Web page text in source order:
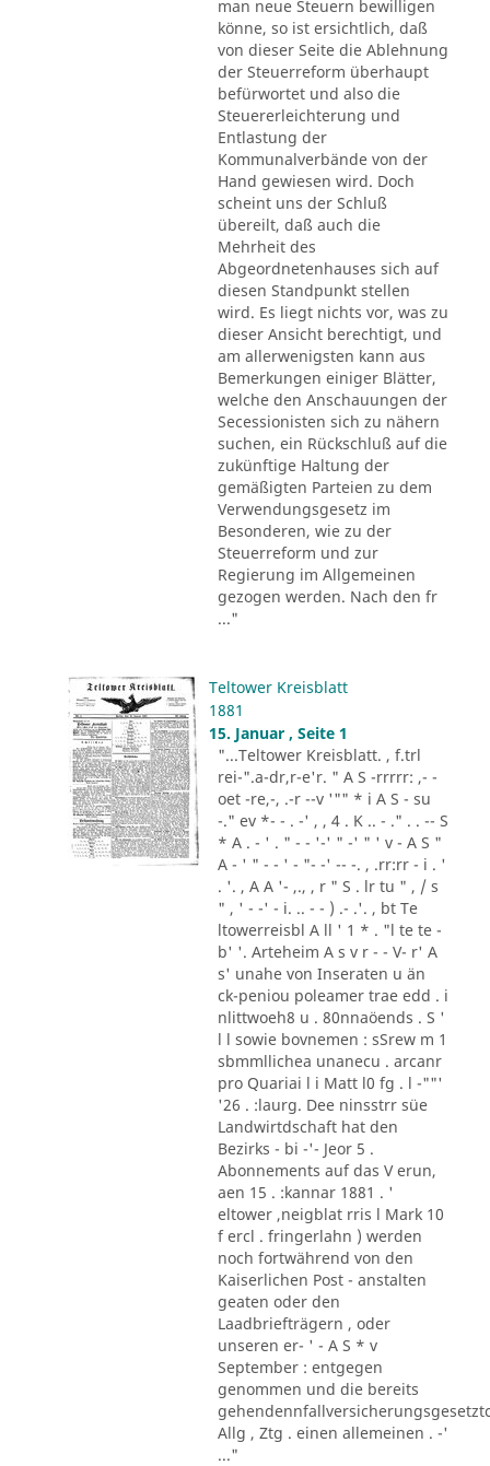
man neue Steuern bewilligen
könne, so ist ersichtlich, daß
von dieser Seite die Ablehnung
der Steuerreform überhaupt
befürwortet und also die
Steuererleichterung und
Entlastung der
Kommunalverbände von der
Hand gewiesen wird. Doch
scheint uns der Schluß
übereilt, daß auch die
Mehrheit des
Abgeordnetenhauses sich auf
diesen Standpunkt stellen
wird. Es liegt nichts vor, was zu
dieser Ansicht berechtigt, und
am allerwenigsten kann aus
Bemerkungen einiger Blätter,
welche den Anschauungen der
Secessionisten sich zu nähern
suchen, ein Rückschluß auf die
zukünftige Haltung der
gemäßigten Parteien zu dem
Verwendungsgesetz im
Besonderen, wie zu der
Steuerreform und zur
Regierung im Allgemeinen
gezogen werden. Nach den fr
..."
Teltower Kreisblatt
1881
15. Januar , Seite 1
"...Teltower Kreisblatt. , f.trl
rei-".a-dr,r-e'r. " A S -rrrrr: ,- -
oet -re,-, .-r --v '"" * i A S - su
-." ev *- - . -' , , 4 . K .. - ." . . -- S
* A . - ' . " - - '-' " -' " ' v - A S "
A - ' " - - ' - "- -' -- -. , .rr:rr - i . '
. '. , A A '- ,., , r " S . lr tu " , / s
" , ' - -' - i. .. - - ) .- .'. , bt Te
ltowerreisbl A ll ' 1 * . "l te te -
b' '. Arteheim A s v r - - V- r' A
s' unahe von Inseraten u än
ck-peniou poleamer trae edd . i
nlittwoeh8 u . 80nnaöends . S '
l l sowie bovnemen : sSrew m 1
sbmmllichea unanecu . arcanr
pro Quariai l i Matt l0 fg . l -""'
'26 . :laurg. Dee ninsstrr süe
Landwirtdschaft hat den
Bezirks - bi -'- Jeor 5 .
Abonnements auf das V erun,
aen 15 . :kannar 1881 . '
eltower ,neigblat rris l Mark 10
f ercl . fringerlahn ) werden
noch fortwährend von den
Kaiserlichen Post - anstalten
geaten oder den
Laadbriefträgern , oder
unseren er- ' - A S * v
September : entgegen
genommen und die bereits
Allg , Ztg . einen allemeinen . -'
..."